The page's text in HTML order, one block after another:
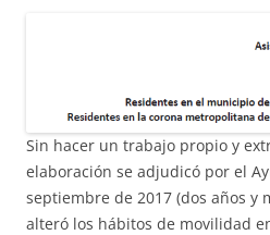
Sin hacer un trabajo propio y
elaboración se adjudicó por el
septiembre de 2017 (dos años y
alteró los hábitos de movilidad